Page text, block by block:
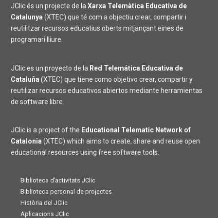
JClic és un projecte de la Xarxa Telemàtica Educativa de
Catalunya (XTEC) que té com a objectiu crear, compartir i
reutilitzar recursos educatius oberts mitjançant eines de
programari lliure.
JClic es un proyecto de la Red Telemática Educativa de
Cataluña (XTEC) que tiene como objetivo crear, compartir y
reutilizar recursos educativos abiertos mediante herramientas
de software libre.
JClic is a project of the Educational Telematic Network of
Catalonia (XTEC) which aims to create, share and reuse open
educational resources using free software tools.
Biblioteca d’activitats JClic
Biblioteca personal de projectes
Història del JClic
Aplicacions JClic